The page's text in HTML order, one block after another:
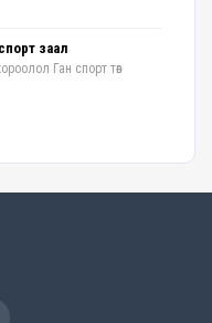
заал
Ган спорт төв